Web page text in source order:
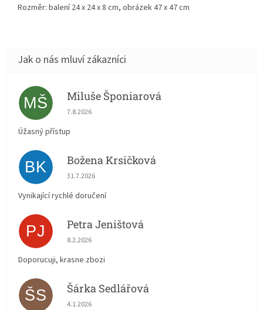
Rozměr: balení 24 x 24 x 8 cm, obrázek 47 x 47 cm
MŠ Miluše Šponiarová
Hodnocení obchodu je 5 z 5 hvězdiček.
7.8.2026
Úžasný přístup
BK Božena Krsičková
Hodnocení obchodu je 5 z 5 hvězdiček.
31.7.2026
Vynikající rychlé doručení
PJ Petra Jeništová
Hodnocení obchodu je 5 z 5 hvězdiček.
8.2.2026
Doporucuji, krasne zbozi
ŠS Šárka Sedlářová
Hodnocení obchodu je 5 z 5 hvězdiček.
4.1.2026